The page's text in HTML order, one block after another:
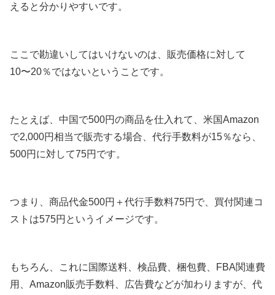
えると分かりやすいです。
ここで勘違いしてはいけないのは、販売価格に対して
10〜20％ではないということです。
たとえば、中国で500円の商品を仕入れて、米国Amazon
で2,000円相当で販売する場合、代行手数料が15％なら、
500円に対して75円です。
つまり、商品代金500円＋代行手数料75円で、買付関連コ
ストは575円というイメージです。
もちろん、これに国際送料、検品費、梱包費、FBA関連費
用、Amazon販売手数料、広告費などが加わりますが、代